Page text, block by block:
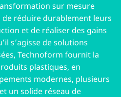
sur mesure
réduire durablement leurs
et de réaliser des gains
s’agisse de solutions
Technoform fournit la
plastiques, en
modernes, plusieurs
un solide réseau de